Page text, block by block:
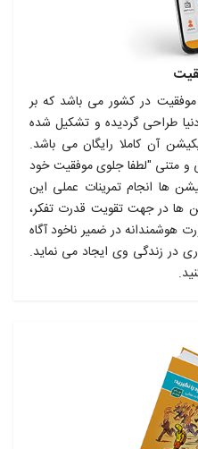
در کشور می باشد که بر
طراحی گردیده و تشکیل شده
کاربردی که 4 اپلیکیشن آن کاملا رایگان می باشد.
متنی "لطفا جلوی موفقیت خود
ها انجام تمرینات عملی این
ها در جهت تقویت قدرت تفکر،
هوشمندانه در ضمیر ناخود آگاه
در زندگی وی ایجاد می نماید.